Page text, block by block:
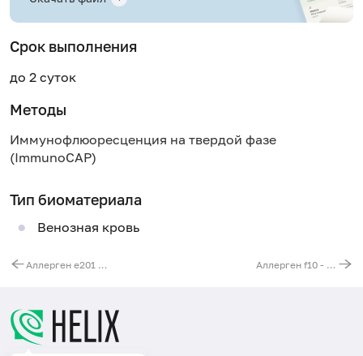
Срок выполнения
до 2 суток
Методы
Иммунофлюоресценция на твердой фазе
(ImmunoCAP)
Тип биоматериала
Венозная кровь
Аллерген e201 - канарейка, перо, IgE (ImmunoCAP) Аллерген f10 - кунжут (Sesamum indicum), IgE (ImmunoCAP)